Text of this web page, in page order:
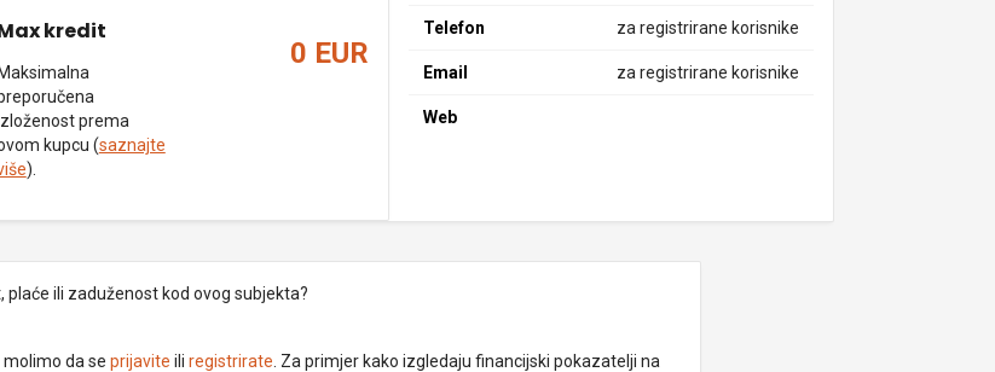
kredit
Maksimalna
prema
kupcu (saznajte
).
0 EUR
Telefon za registrirane korisnike
Email za registrirane korisnike
Web
ili zaduženost kod ovog subjekta?
da se prijavite ili registrirate . Za primjer kako izgledaju financijski pokazatelji na